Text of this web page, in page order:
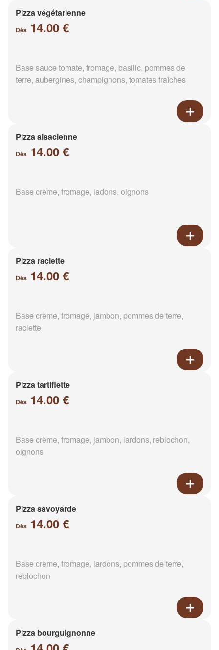
Pizza végétarienne
Dès 14.00 €
Base sauce tomate, fromage, basilic, pommes de
terre, aubergines, champignons, tomates fraîches
Pizza alsacienne
Dès 14.00 €
Base crème, fromage, ladons, oignons
Pizza raclette
Dès 14.00 €
Base crème, fromage, jambon, pommes de terre,
raclette
Pizza tartiflette
Dès 14.00 €
Base crème, fromage, jambon, lardons, reblochon,
oignons
Pizza savoyarde
Dès 14.00 €
Base crème, fromage, lardons, pommes de terre,
reblochon
Pizza bourguignonne